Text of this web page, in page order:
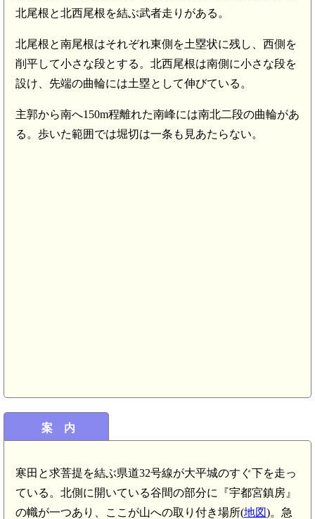
北尾根と北西尾根を結ぶ武者走りがある。
北尾根と南尾根はそれぞれ東側を土塁状に残し、西側を
削平して小さな段とする。北西尾根は南側に小さな段を
設け、先端の曲輪には土塁として伸びている。
主郭から南へ150m程離れた南峰には南北二段の曲輪があ
る。歩いた範囲では堀切は一条も見あたらない。
案 内
寒田と求菩提を結ぶ県道32号線が大平城のすぐ下を走っ
ている。北側に開いている谷間の部分に『宇都宮鎮房』
の幟が一つあり、ここが山への取り付き場所(地図)。急
本庄城北砦(4.9km)
豊前 小山田城(5.1km)
豊前 宇都宮氏館(8.2km)
豊前 釜倉城(8.7km)